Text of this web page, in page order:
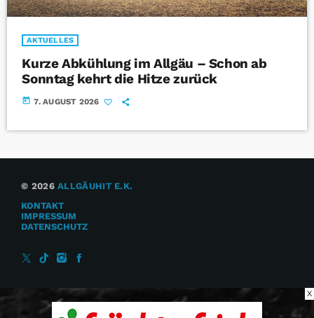
AKTUELLES
Kurze Abkühlung im Allgäu – Schon ab
Sonntag kehrt die Hitze zurück
today 7. AUGUST 2026
© 2026ALLGÄUHIT E.K.
KONTAKT
IMPRESSUM
DATENSCHUTZ
X